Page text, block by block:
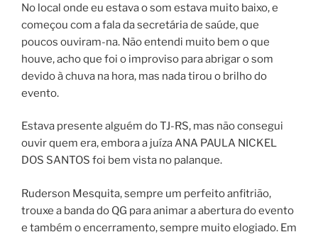
No local onde eu estava o som estava muito baixo, e
começou com a fala da secretária de saúde, que
poucos ouviram-na. Não entendi muito bem o que
houve, acho que foi o improviso para abrigar o som
devido à chuva na hora, mas nada tirou o brilho do
evento.
Estava presente alguém do TJ-RS, mas não consegui
ouvir quem era, embora a juíza ANA PAULA NICKEL
DOS SANTOS foi bem vista no palanque.
Ruderson Mesquita, sempre um perfeito anfitrião,
trouxe a banda do QG para animar a abertura do evento
e também o encerramento, sempre muito elogiado. Em